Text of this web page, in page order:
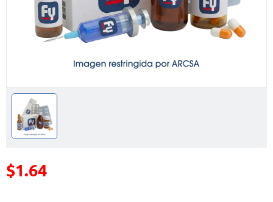
Precio reducido de
$1.64